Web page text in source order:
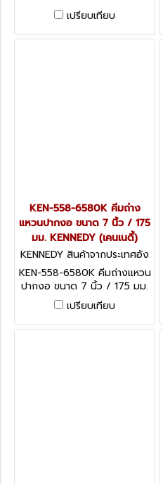
KENNEDY Circlip Pliers,
Internal, Carbon Steel,
125mm
เปรียบเทียบ
KEN-558-6580K คีมถ่าง
แหวนปากงอ ขนาด 7 นิ้ว / 175
มม. KENNEDY (เคนเนดี้)
KENNEDY สินค้าจากประเทศอัง
กฤษ KEN-558-6580K
KEN-558-6580K คีมถ่างแหวน
ปากงอ ขนาด 7 นิ้ว / 175 มม.
KENNEDY Circlip Pliers,
External, Carbon Steel,
175mm
เปรียบเทียบ